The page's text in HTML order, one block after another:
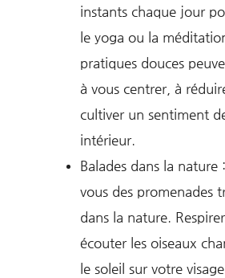
instants chaque jour
le yoga ou la
pratiques douces
à vous centrer, à
cultiver un sentiment
intérieur.
Balades dans la nature
vous des promenades
dans la nature. Respirer
écouter les oiseaux
le soleil sur votre